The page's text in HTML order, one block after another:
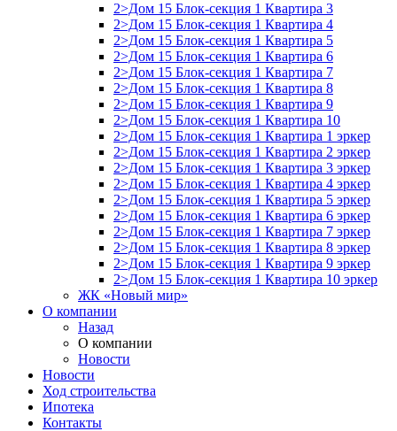
2>Дом 15 Блок-секция 1 Квартира 3
2>Дом 15 Блок-секция 1 Квартира 4
2>Дом 15 Блок-секция 1 Квартира 5
2>Дом 15 Блок-секция 1 Квартира 6
2>Дом 15 Блок-секция 1 Квартира 7
2>Дом 15 Блок-секция 1 Квартира 8
2>Дом 15 Блок-секция 1 Квартира 9
2>Дом 15 Блок-секция 1 Квартира 10
2>Дом 15 Блок-секция 1 Квартира 1 эркер
2>Дом 15 Блок-секция 1 Квартира 2 эркер
2>Дом 15 Блок-секция 1 Квартира 3 эркер
2>Дом 15 Блок-секция 1 Квартира 4 эркер
2>Дом 15 Блок-секция 1 Квартира 5 эркер
2>Дом 15 Блок-секция 1 Квартира 6 эркер
2>Дом 15 Блок-секция 1 Квартира 7 эркер
2>Дом 15 Блок-секция 1 Квартира 8 эркер
2>Дом 15 Блок-секция 1 Квартира 9 эркер
2>Дом 15 Блок-секция 1 Квартира 10 эркер
ЖК «Новый мир»
О компании
Назад
О компании
Новости
Новости
Ход строительства
Ипотека
Контакты